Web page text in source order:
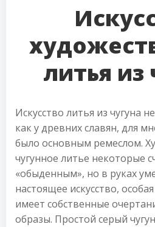
литья из
Искусство литья из чугуна
как у древних славян, для
было основным ремеслом.
чугунное литье некоторые
«обыденным», но в руках
настоящее искусство,
имеет собственные
образы. Простой серый